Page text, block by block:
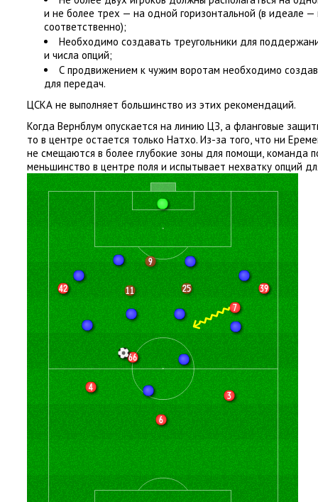
и не более трех — на одной горизонтальной (в идеале —
соответственно);
Необходимо создавать треугольники для
и числа опций;
С продвижением к чужим воротам необходимо
для передач.
ЦСКА не выполняет большинство из этих рекомендаций.
Когда Вернблум опускается на линию ЦЗ, а фланговые
то в центре остается только Натхо. Из-за того, что ни
не смещаются в более глубокие зоны для помощи, команда
меньшинство в центре поля и испытывает нехватку опций